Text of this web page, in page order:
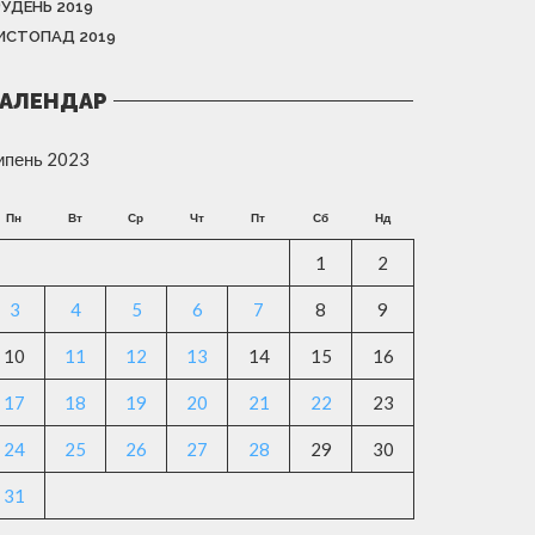
2019
2019
2023
Пн Вт Ср Чт Пт Сб Нд
1 2
3 4 5 6 7 8 9
10 11 12 13 14 15 16
17 18 19 20 21 22 23
24 25 26 27 28 29 30
31